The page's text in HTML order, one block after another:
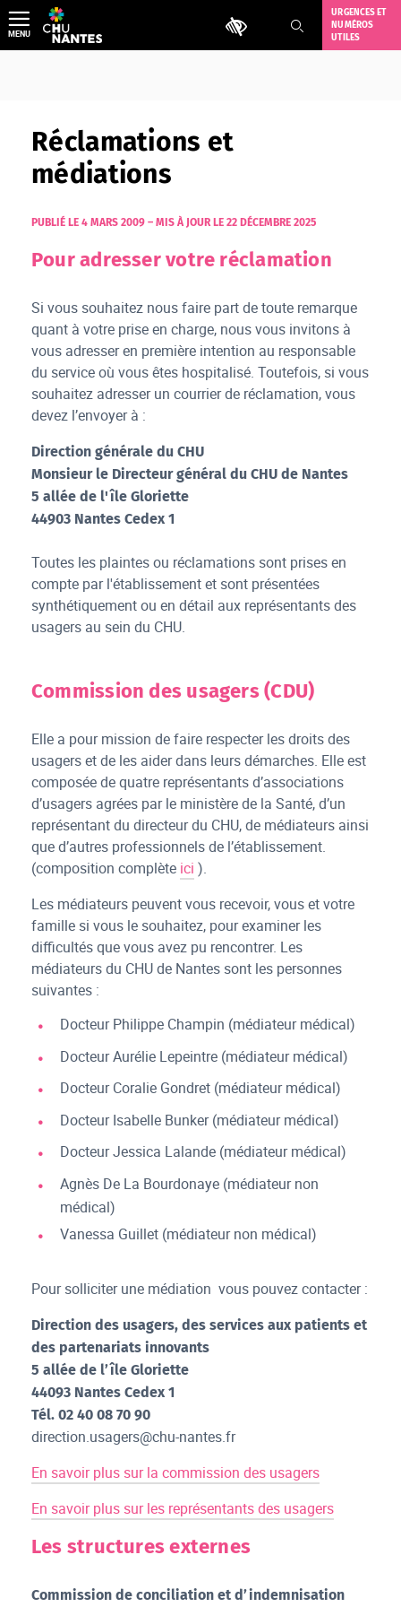
Aller
au
contenu
Outils d'accessibilité
URGENCES ET
NUMÉROS
UTILES
MENU
Réclamations et
médiations
PUBLIÉ LE 4 MARS 2009 – MIS À JOUR LE 22 DÉCEMBRE 2025
Pour adresser votre réclamation
Si vous souhaitez nous faire part de toute remarque
quant à votre prise en charge, nous vous invitons à
vous adresser en première intention au responsable
du service où vous êtes hospitalisé. Toutefois, si vous
souhaitez adresser un courrier de réclamation, vous
devez l’envoyer à :
Direction générale du CHU
Monsieur le Directeur général du CHU de Nantes
5 allée de l'île Gloriette
44903 Nantes Cedex 1
Toutes les plaintes ou réclamations sont prises en
compte par l'établissement et sont présentées
synthétiquement ou en détail aux représentants des
usagers au sein du CHU.
Commission des usagers (CDU)
Elle a pour mission de faire respecter les droits des
usagers et de les aider dans leurs démarches. Elle est
composée de quatre représentants d’associations
d’usagers agrées par le ministère de la Santé, d’un
représentant du directeur du CHU, de médiateurs ainsi
que d’autres professionnels de l’établissement.
(composition complète ici ).
Les médiateurs peuvent vous recevoir, vous et votre
famille si vous le souhaitez, pour examiner les
difficultés que vous avez pu rencontrer. Les
médiateurs du CHU de Nantes sont les personnes
suivantes :
Docteur Philippe Champin (médiateur médical)
Docteur Aurélie Lepeintre (médiateur médical)
Docteur Coralie Gondret (médiateur médical)
Docteur Isabelle Bunker (médiateur médical)
Docteur Jessica Lalande (médiateur médical)
Agnès De La Bourdonaye (médiateur non
médical)
Vanessa Guillet (médiateur non médical)
Pour solliciter une médiation vous pouvez contacter :
Direction des usagers, des services aux patients et
des partenariats innovants
5 allée de l’île Gloriette
44093 Nantes Cedex 1
Tél. 02 40 08 70 90
direction.usagers@chu-nantes.fr
En savoir plus sur la commission des usagers
En savoir plus sur les représentants des usagers
Les structures externes
Commission de conciliation et d’indemnisation